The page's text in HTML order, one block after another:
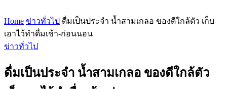
Home ข่าวทั่วไป ดื่มเป็นประจำ น้ำสามเกลอ ของดีใกล้ตัว เก็บ
เอาไว้ทำดื่มเช้า-ก่อนนอน
ข่าวทั่วไป
ดื่มเป็นประจำ น้ำสามเกลอ ของดีใกล้ตัว